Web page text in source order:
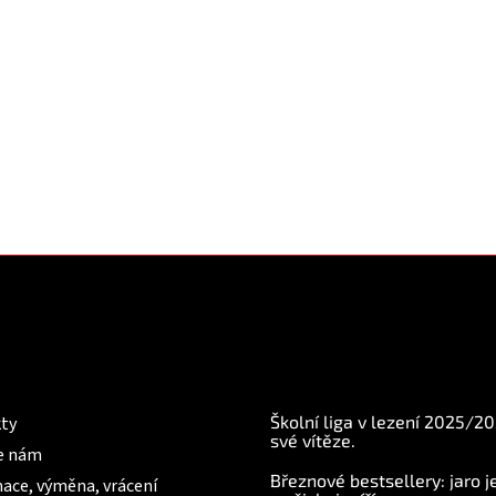
nám
výměna, vrácení
Školní liga v lezení 2025/
své vítěze.
Březnové bestsellery: jaro